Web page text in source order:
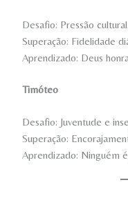
Desafio: Pressão cultural.
Superação: Fidelidade
Aprendizado: Deus
Timóteo
Desafio: Juventude e
Superação:
Aprendizado: Ninguém